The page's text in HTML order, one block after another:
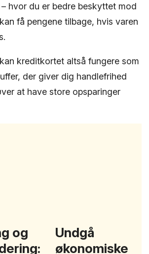
– hvor du er bedre beskyttet mod
få pengene tilbage, hvis varen
kreditkortet altså fungere som
der giver dig handlefrihed
at have store opsparinger
og
Undgå
økonomiske